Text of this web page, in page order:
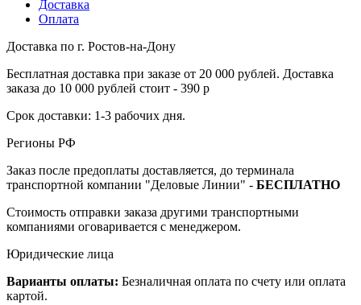
Доставка
Оплата
Доставка по г. Ростов-на-Дону
Бесплатная доставка при заказе от 20 000 рублей. Доставка
заказа до 10 000 рублей стоит - 390 р
Срок доставки: 1-3 рабочих дня.
Регионы РФ
Заказ после предоплаты доставляется, до терминала
транспортной компании "Деловые Линии" - БЕСПЛАТНО
Стоимость отправки заказа другими транспортными
компаниями оговаривается с менеджером.
Юридические лица
Варианты оплаты: Безналичная оплата по счету или оплата
картой.